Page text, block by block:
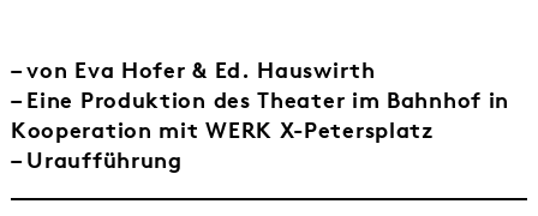
– von Eva Hofer & Ed. Hauswirth
– Eine Produktion des Theater im Bahnhof in
Kooperation mit WERK X-Petersplatz
– Uraufführung